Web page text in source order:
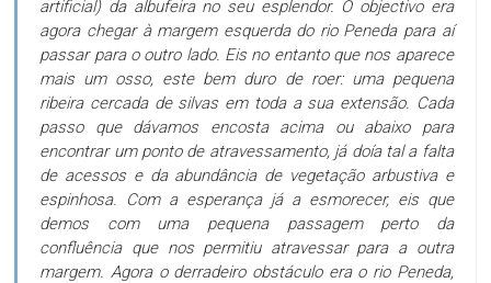
artificial) da albufeira no seu esplendor. O objectivo era
agora chegar à margem esquerda do rio Peneda para aí
passar para o outro lado. Eis no entanto que nos aparece
mais um osso, este bem duro de roer: uma pequena
ribeira cercada de silvas em toda a sua extensão. Cada
passo que dávamos encosta acima ou abaixo para
encontrar um ponto de atravessamento, já doía tal a falta
de acessos e da abundância de vegetação arbustiva e
espinhosa. Com a esperança já a esmorecer, eis que
demos com uma pequena passagem perto da
confluência que nos permitiu atravessar para a outra
margem. Agora o derradeiro obstáculo era o rio Peneda,